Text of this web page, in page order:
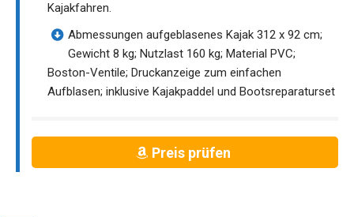
Kajakfahren.
Abmessungen aufgeblasenes Kajak 312 x 92 cm;
Gewicht 8 kg; Nutzlast 160 kg; Material PVC;
Boston-Ventile; Druckanzeige zum einfachen
Aufblasen; inklusive Kajakpaddel und Bootsreparaturset
Preis prüfen